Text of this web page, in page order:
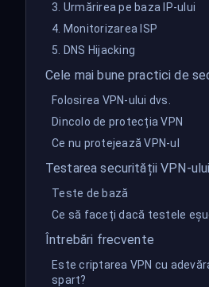
3. Urmărirea pe baza IP-ului
4. Monitorizarea ISP
5. DNS Hijacking
Cele mai bune practici de
Folosirea VPN-ului dvs.
Dincolo de protecția VPN
Ce nu protejează VPN-ul
Testarea securității VPN-
Teste de bază
Ce să faceți dacă testele
Întrebări frecvente
Este criptarea VPN cu
spart?